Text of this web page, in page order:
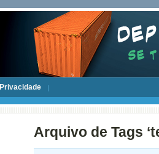
Privacidade
Arquivo de Tags